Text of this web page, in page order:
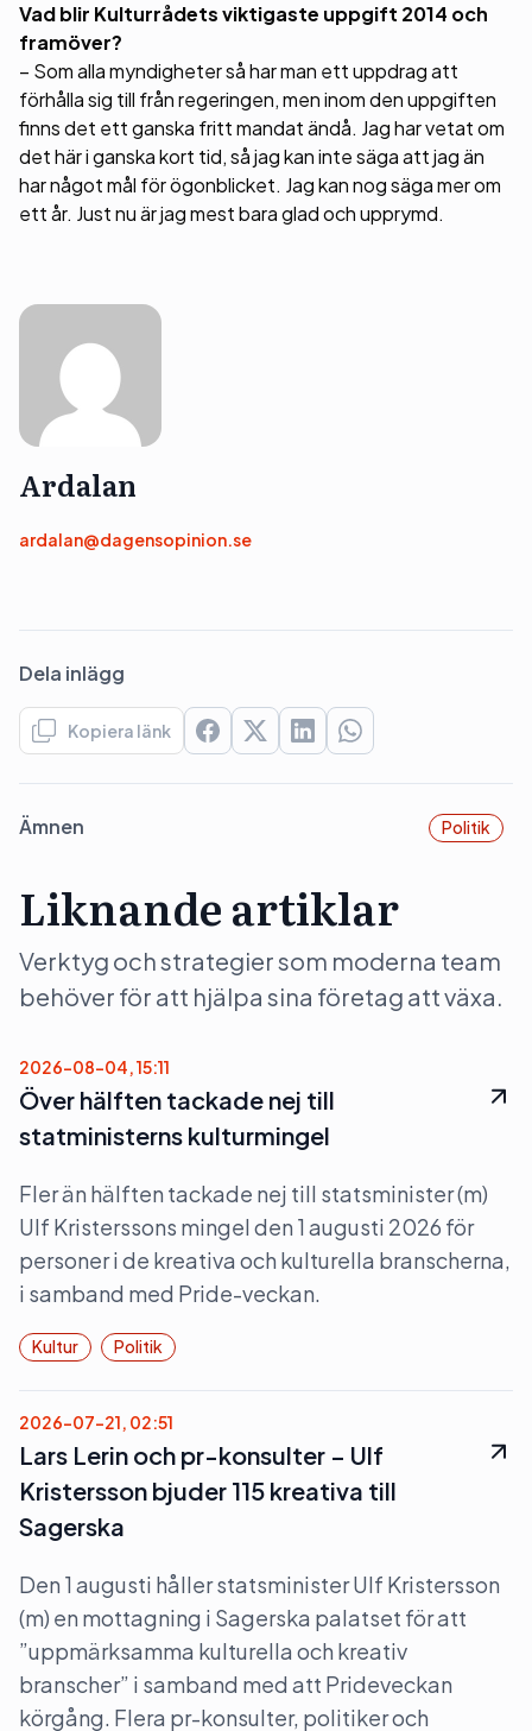
Vad blir Kulturrådets viktigaste uppgift 2014 och
framöver?
– Som alla myndigheter så har man ett uppdrag att
förhålla sig till från regeringen, men inom den uppgiften
finns det ett ganska fritt mandat ändå. Jag har vetat om
det här i ganska kort tid, så jag kan inte säga att jag än
har något mål för ögonblicket. Jag kan nog säga mer om
ett år. Just nu är jag mest bara glad och upprymd.
Ardalan
ardalan@dagensopinion.se
Dela inlägg
Kopiera länk
Ämnen Politik
Liknande artiklar
Verktyg och strategier som moderna team
behöver för att hjälpa sina företag att växa.
2026-08-04, 15:11
Över hälften tackade nej till
statministerns kulturmingel
Fler än hälften tackade nej till statsminister (m)
Ulf Kristerssons mingel den 1 augusti 2026 för
personer i de kreativa och kulturella branscherna,
i samband med Pride-veckan.
Kultur Politik
2026-07-21, 02:51
Lars Lerin och pr-konsulter – Ulf
Kristersson bjuder 115 kreativa till
Sagerska
Den 1 augusti håller statsminister Ulf Kristersson
(m) en mottagning i Sagerska palatset för att
”uppmärksamma kulturella och kreativ
branscher” i samband med att Prideveckan
körgång. Flera pr-konsulter, politiker och